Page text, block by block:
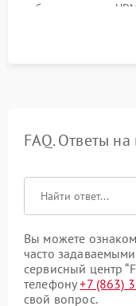
работы разъемов
в рабочем
FAQ. Ответы
Вы можете
часто
сервисный центр
телефону+7 (863)
свой вопрос.